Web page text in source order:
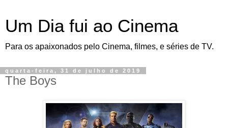
Um Dia fui ao Cinema
Para os apaixonados pelo Cinema, filmes, e séries de TV.
quarta-feira, 31 de julho de 2019
The Boys